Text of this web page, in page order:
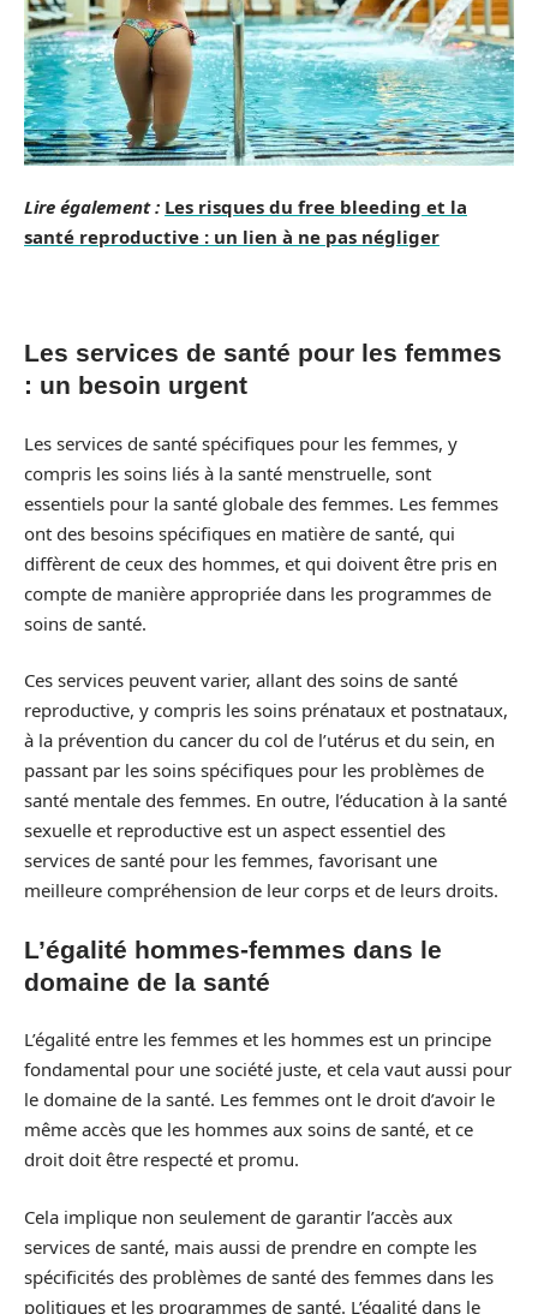
Lire également : Les risques du free bleeding et la
santé reproductive : un lien à ne pas négliger
Les services de santé pour les femmes
: un besoin urgent
Les services de santé spécifiques pour les femmes, y
compris les soins liés à la santé menstruelle, sont
essentiels pour la santé globale des femmes. Les femmes
ont des besoins spécifiques en matière de santé, qui
diffèrent de ceux des hommes, et qui doivent être pris en
compte de manière appropriée dans les programmes de
soins de santé.
Ces services peuvent varier, allant des soins de santé
reproductive, y compris les soins prénataux et postnataux,
à la prévention du cancer du col de l’utérus et du sein, en
passant par les soins spécifiques pour les problèmes de
santé mentale des femmes. En outre, l’éducation à la santé
sexuelle et reproductive est un aspect essentiel des
services de santé pour les femmes, favorisant une
meilleure compréhension de leur corps et de leurs droits.
L’égalité hommes-femmes dans le
domaine de la santé
L’égalité entre les femmes et les hommes est un principe
fondamental pour une société juste, et cela vaut aussi pour
le domaine de la santé. Les femmes ont le droit d’avoir le
même accès que les hommes aux soins de santé, et ce
droit doit être respecté et promu.
Cela implique non seulement de garantir l’accès aux
services de santé, mais aussi de prendre en compte les
spécificités des problèmes de santé des femmes dans les
politiques et les programmes de santé. L’égalité dans le